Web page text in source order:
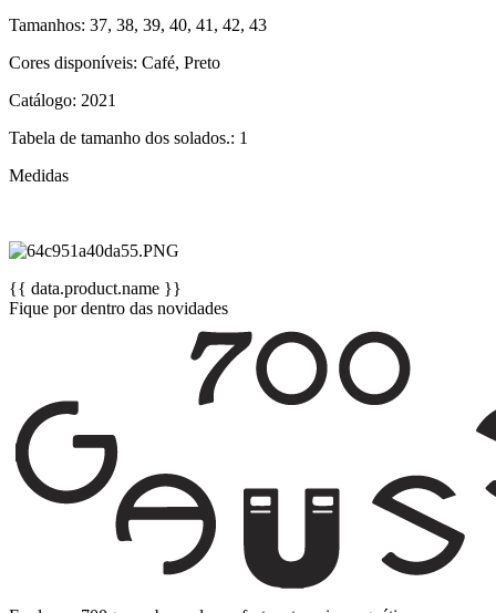
Tamanhos: 37, 38, 39, 40, 41, 42, 43
Cores disponíveis: Café, Preto
Catálogo: 2021
Tabela de tamanho dos solados.: 1
Medidas
{{ data.product.name }}
Fique por dentro das novidades